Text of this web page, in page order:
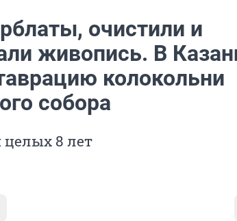
очистили и
живопись. В
колокольни
собора
8 лет